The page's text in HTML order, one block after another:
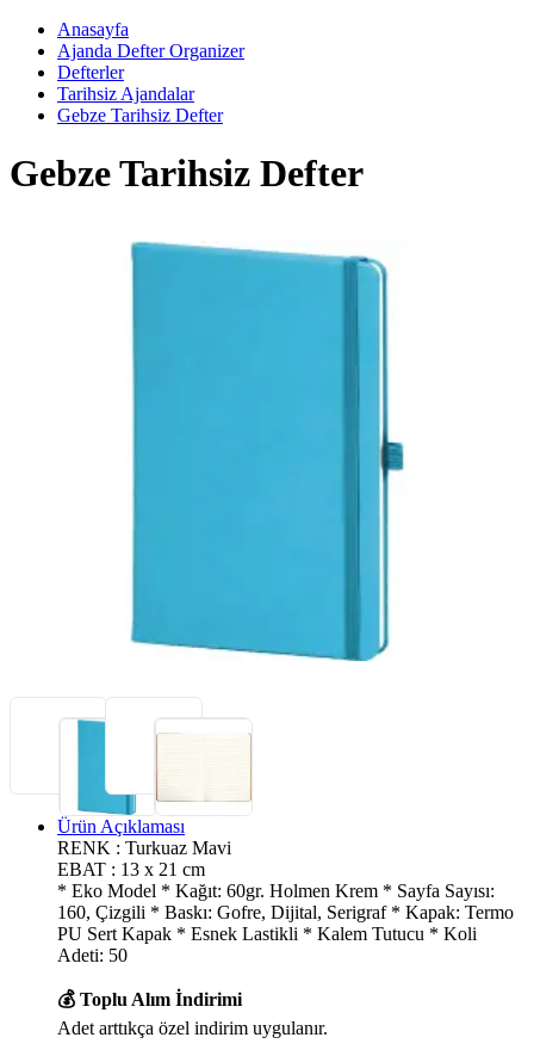
Anasayfa
Ajanda Defter Organizer
Defterler
Tarihsiz Ajandalar
Gebze Tarihsiz Defter
Gebze Tarihsiz Defter
Ürün Açıklaması
RENK : Turkuaz Mavi
EBAT : 13 x 21 cm
* Eko Model * Kağıt: 60gr. Holmen Krem * Sayfa Sayısı:
160, Çizgili * Baskı: Gofre, Dijital, Serigraf * Kapak: Termo
PU Sert Kapak * Esnek Lastikli * Kalem Tutucu * Koli
Adeti: 50
💰 Toplu Alım İndirimi
Adet arttıkça özel indirim uygulanır.